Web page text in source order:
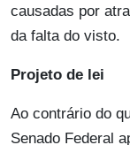
causadas por
da falta do visto.
Projeto de lei
Ao contrário do
Senado Federal